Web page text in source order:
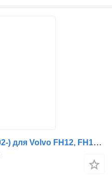
Cordiant FH12 2-seeria (01.02-) для Volvo FH12, FH16, NH12, FH, VNL780 (1993-2014)